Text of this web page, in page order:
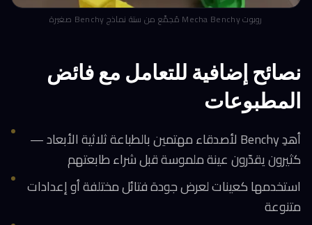
روبوت Mecha Benchy مُجمَّع من ستة نماذج Benchy صغيرة
نصائح إضافية للتعامل مع فائض
المطبوعات
أهدِ Benchy لأصدقاء مهتمين بالطباعة ثلاثية الأبعاد —
كثيرون يقدّرون عينة ملموسة قبل شراء طابعتهم
استخدمها كعينات لعرض جودة فتائل مختلفة أو إعدادات
متنوعة